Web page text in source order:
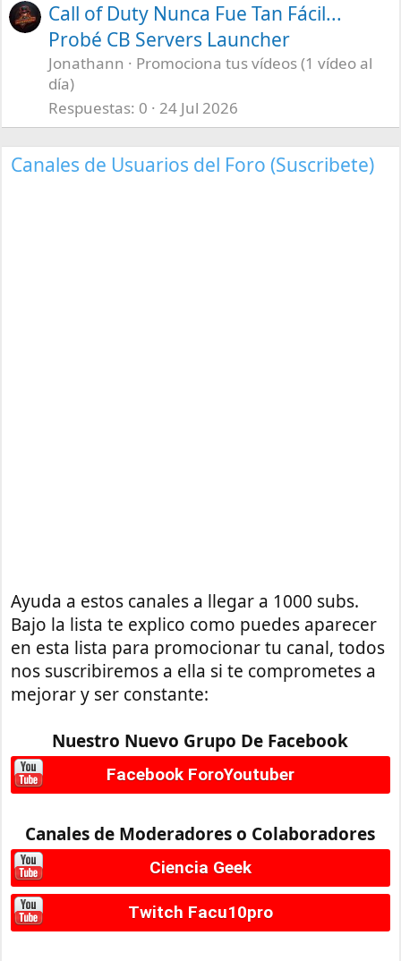
Call of Duty Nunca Fue Tan Fácil...
Probé CB Servers Launcher
Jonathann
Promociona tus vídeos (1 vídeo al
día)
Respuestas 0 24 Jul 2026
Canales de Usuarios del Foro (Suscribete)
Ayuda a estos canales a llegar a 1000 subs.
Bajo la lista te explico como puedes aparecer
en esta lista para promocionar tu canal, todos
nos suscribiremos a ella si te comprometes a
mejorar y ser constante:
Nuestro Nuevo Grupo De Facebook
Facebook ForoYoutuber
Canales de Moderadores o Colaboradores
Ciencia Geek
Twitch Facu10pro